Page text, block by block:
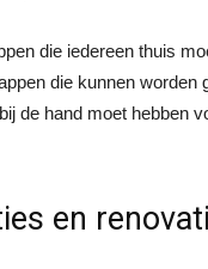
die iedereen thuis
die kunnen worden
de hand moet hebben
en